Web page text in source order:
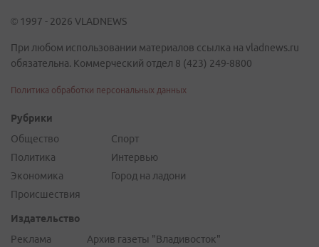
© 1997 - 2026 VLADNEWS
При любом использовании материалов ссылка на vladnews.ru
обязательна. Коммерческий отдел 8 (423) 249-8800
Политика обработки персональных данных
Рубрики
Общество
Политика
Экономика
Происшествия
Спорт
Интервью
Город на ладони
Издательство
Реклама
Архив газеты "Владивосток"